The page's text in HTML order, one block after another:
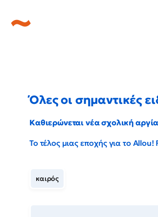
Όλες οι σημαντικές
Καθιερώνεται νέα σχολική
Το τέλος μιας εποχής για το
καιρός